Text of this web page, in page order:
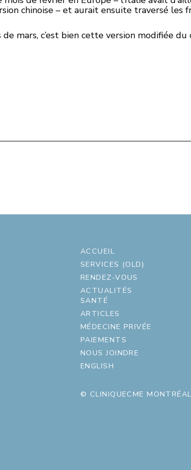
chinoise – et aurait ensuite traversé les
mars, c’est bien cette version modifiée
ACCUEIL
SERVICES (OLD)
RENDEZ-VOUS
ACTUALITÉS
SANTÉ
ARTICLES
MÉDECINE PRIVÉE
PAIEMENTS
NOUS JOINDRE
ENGLISH
© CLINIQUECME